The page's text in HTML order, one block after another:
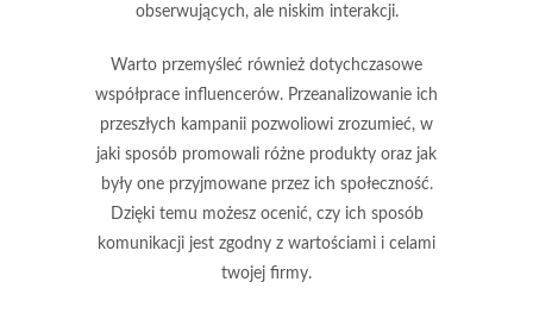
obserwujących, ale niskim interakcji.
Warto przemyśleć również dotychczasowe
współprace influencerów. Przeanalizowanie ich
przeszłych kampanii pozwoliowi zrozumieć, w
jaki sposób promowali różne produkty oraz jak
były one przyjmowane przez ich społeczność.
Dzięki temu możesz ocenić, czy ich sposób
komunikacji jest zgodny z wartościami i celami
twojej firmy.